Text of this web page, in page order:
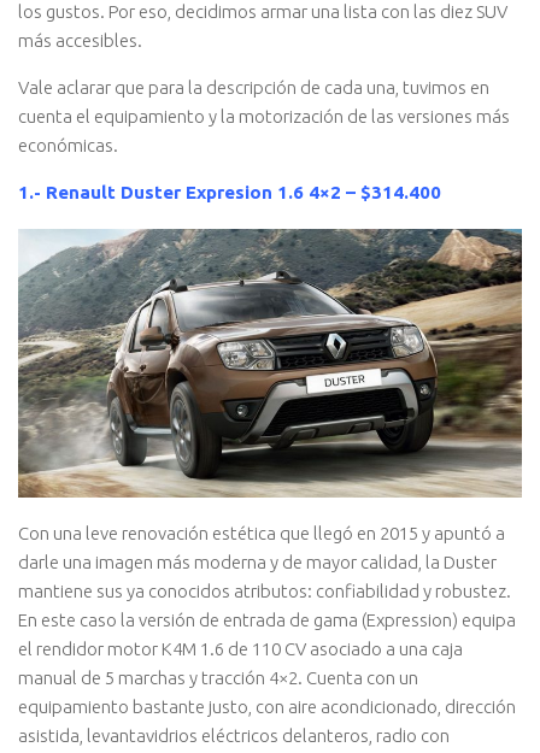
los gustos. Por eso, decidimos armar una lista con las diez SUV
más accesibles.
Vale aclarar que para la descripción de cada una, tuvimos en
cuenta el equipamiento y la motorización de las versiones más
económicas.
1.- Renault Duster Expresion 1.6 4×2 – $314.400
Con una leve renovación estética que llegó en 2015 y apuntó a
darle una imagen más moderna y de mayor calidad, la Duster
mantiene sus ya conocidos atributos: confiabilidad y robustez.
En este caso la versión de entrada de gama (Expression) equipa
el rendidor motor K4M 1.6 de 110 CV asociado a una caja
manual de 5 marchas y tracción 4×2. Cuenta con un
equipamiento bastante justo, con aire acondicionado, dirección
asistida, levantavidrios eléctricos delanteros, radio con